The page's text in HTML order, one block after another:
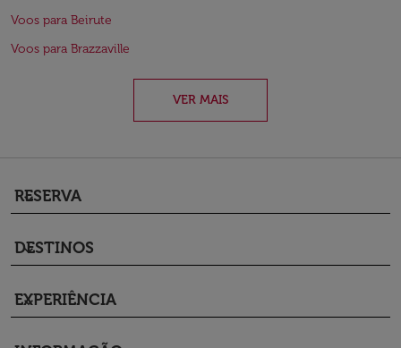
Voos para Beirute
Voos para Brazzaville
VER MAIS
RESERVA
keyboard_arrow_down
DESTINOS
keyboard_arrow_down
EXPERIÊNCIA
keyboard_arrow_down